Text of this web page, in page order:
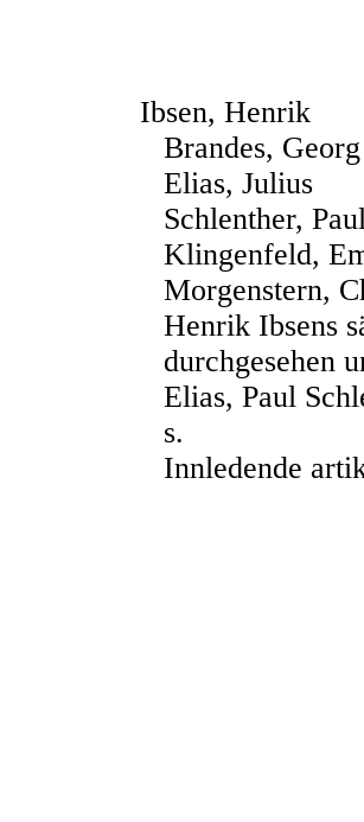
Ibsen, Henrik
Brandes, Georg
Elias, Julius
Schlenther,
Klingenfeld,
Morgenstern,
Henrik Ibsens
durchgesehen
Elias, Paul
s.
Innledende